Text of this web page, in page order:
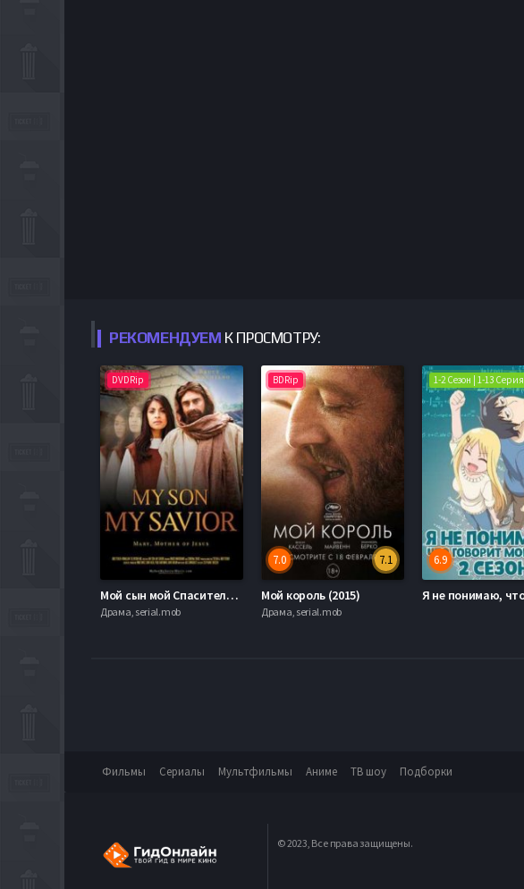
РЕКОМЕНДУЕМ К ПРОСМОТРУ:
DVDRip
Мой сын мой Спаситель (2015)
Драма, serial.mob
BDRip
7.1
7.0
Мой король (2015)
Драма, serial.mob
1-2 Сезон | 1-13 Серия
6.9
Фильмы Сериалы Мультфильмы Аниме ТВ шоу Подборки
© 2023, Все права защищены.